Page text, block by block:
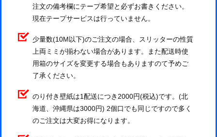
注文の備考欄にテープ希望と必ずお書きください。
現在テープサービスは行っていません。
少量数(10M以下)のご注文の場合、スリッターの性質
上両ミミが揃わない場合があります。また配送時使
用箱のサイズを変更する場合もありますのて予めご
了承ください。
のり付き壁紙は1配送につき2000円(税込)です。(北
海道、沖縄県は3000円) 2個口でも同じですので多く
のご注文は大変お得になります。